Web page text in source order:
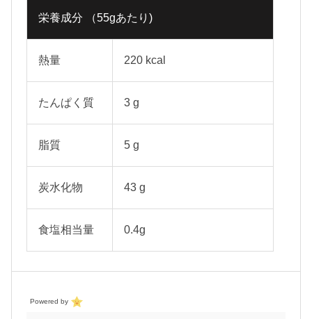
栄養成分 （55gあたり)
熱量 220 kcal
たんぱく質 3 g
脂質 5 g
炭水化物 43 g
食塩相当量 0.4g
Powered by